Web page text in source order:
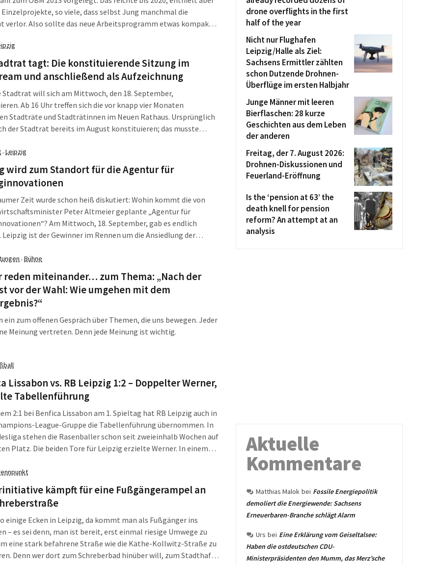
Einzelprojekte, so viele, dass selbst Jung manchmal die
verlor. Also sollte das neue Arbeitsprogramm etwas kompakter
vor.
tagt: Die konstituierende Sitzung im
und anschließend als Aufzeichnung
Stadtrat will sich am Mittwoch, den 18. September,
Ab 16 Uhr treffen sich die vor knapp vier Monaten
Stadträte und Stadträtinnen im Neuen Rathaus. Ursprünglich
der Stadtrat bereits im August konstituieren; das musste
Sitzung ist bei der L-IZ im Livestream zu sehen und
als Aufzeichnung verfügbar. Zudem folgt eine schriftliche
· Leipzig
wird zum Standort für die Agentur für
Zeit wurde schon heiß diskutiert: Wohin kommt die von
Peter Altmeier geplante „Agentur für
Am Mittwoch, 18. September, gab es endlich
ist der Gewinner im Rennen um die Ansiedlung der
(BMBF) wird die Agentur zunächst befristet als
für eine Laufzeit von zehn Jahren geplant. Für diese
mit einem Mittelbedarf von insgesamt rund einer Milliarde
· Bühne
reden miteinander… zum Thema: „Nach der
vor der Wahl: Wie umgehen mit dem
ein zum offenen Gespräch über Themen, die uns bewegen. Jeder
Meinung vertreten. Denn jede Meinung ist wichtig.
Lissabon vs. RB Leipzig 1:2 – Doppelter Werner,
Tabellenführung
2:1 bei Benfica Lissabon am 1. Spieltag hat RB Leipzig auch in
League-Gruppe die Tabellenführung übernommen. In
stehen die Rasenballer schon seit zweieinhalb Wochen auf
Platz. Die beiden Tore für Leipzig erzielte Werner. In einem
kämpft für eine Fußgängerampel an
einige Ecken in Leipzig, da kommt man als Fußgänger ins
– es sei denn, man ist bereit, erst einmal riesige Umwege zu
eine stark befahrene Straße wie die Käthe-Kollwitz-Straße zu
Denn wer dort zum Schreberbad hinüber will, zum Stadthafen
drone overflights in the first
half of the year
Nicht nur Flughafen
Leipzig/Halle als Ziel:
Sachsens Ermittler zählten
schon Dutzende Drohnen-
Überflüge im ersten Halbjahr
Junge Männer mit leeren
Bierflaschen: 28 kurze
Geschichten aus dem Leben
der anderen
Freitag, der 7. August 2026:
Drohnen-Diskussionen und
Feuerland-Eröffnung
Is the ‘pension at 63’ the
death knell for pension
reform? An attempt at an
analysis
Aktuelle
Kommentare
Matthias Malok bei Fossile Energiepolitik
demoliert die Energiewende: Sachsens
Erneuerbaren-Branche schlägt Alarm
Urs bei Eine Erklärung vom Geiseltalsee:
Haben die ostdeutschen CDU-
Ministerpräsidenten den Mumm, das Merz’sche